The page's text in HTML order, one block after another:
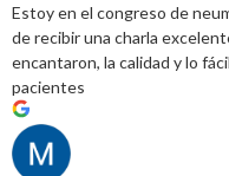
Estoy en el congreso de
de recibir una charla
encantaron, la calidad y lo
pacientes